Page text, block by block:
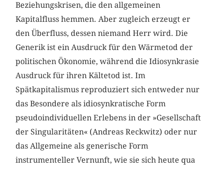
Beziehungskrisen, die den allgemeinen
Kapitalfluss hemmen. Aber zugleich erzeugt er
den Überfluss, dessen niemand Herr wird. Die
Generik ist ein Ausdruck für den Wärmetod der
politischen Ökonomie, während die Idiosynkrasie
Ausdruck für ihren Kältetod ist. Im
Spätkapitalismus reproduziert sich entweder nur
das Besondere als idiosynkratische Form
pseudoindividuellen Erlebens in der »Gesellschaft
der Singularitäten« (Andreas Reckwitz) oder nur
das Allgemeine als generische Form
instrumenteller Vernunft, wie sie sich heute qua